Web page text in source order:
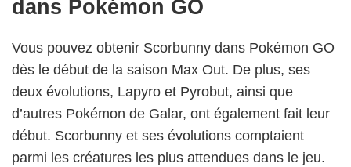
dans Pokémon GO
Vous pouvez obtenir Scorbunny dans Pokémon GO
dès le début de la saison Max Out. De plus, ses
deux évolutions, Lapyro et Pyrobut, ainsi que
d’autres Pokémon de Galar, ont également fait leur
début. Scorbunny et ses évolutions comptaient
parmi les créatures les plus attendues dans le jeu.